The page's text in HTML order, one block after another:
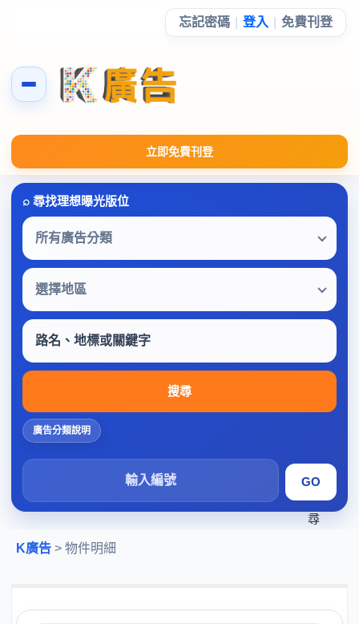
立即免費刊登
忘記密碼 登入 免費刊登
所有廣告分類
選擇地區
搜尋
廣告分類說明
搜
尋
K廣告 > 物件明細